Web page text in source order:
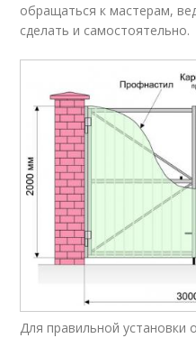
обращаться к мастерам,
сделать и самостоятельно.
Для правильной установки